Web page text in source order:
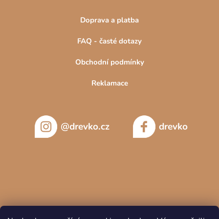
Doprava a platba
FAQ - časté dotazy
Obchodní podmínky
Reklamace
@drevko.cz drevko